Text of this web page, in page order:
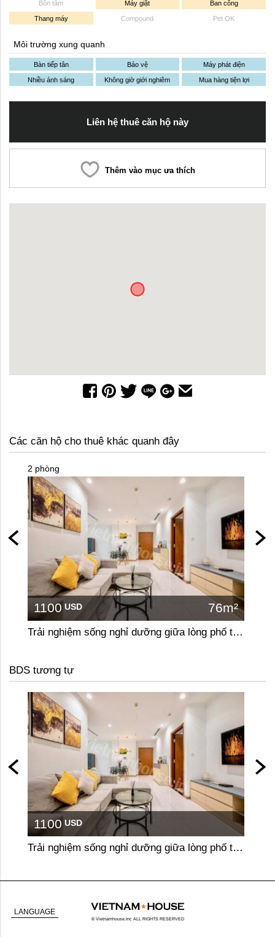
Bồn tắm Máy giặt Ban công
Thang máy Compound Pet OK
Môi trường xung quanh
Bàn tiếp tân Bảo vệ Máy phát điện
Nhiều ánh sáng Không giờ giới nghiêm Mua hàng tiện lợi
Liên hệ thuê căn hộ này
Thêm vào mục ưa thích
Các căn hộ cho thuê khác quanh đây
2 phòng
1100 USD 76m²
Trải nghiệm sống nghỉ dưỡng giữa lòng phố tại căn hộ 2 phòng ngủ Vinhomes Central Park
BDS tương tự
1100 USD
Trải nghiệm sống nghỉ dưỡng giữa lòng phố tại căn hộ 2 phòng ngủ Vinhomes Central Park
LANGUAGE
© Vietnamhouse.Inc ALL RIGHTS RESERVED